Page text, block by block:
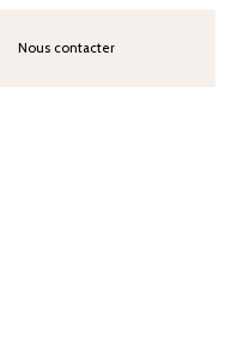
Nous contacter